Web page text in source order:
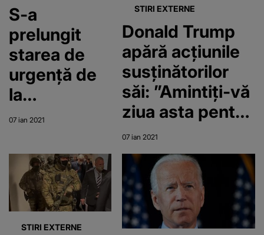
S-a
prelungit
starea de
urgență de
la
Washington
zile
07 ian 2021
STIRI EXTERNE
Donald Trump
apără acţiunile
susţinătorilor
săi: ”Amintiţi-vă
ziua asta pentru
totdeauna!”
07 ian 2021
STIRI EXTERNE